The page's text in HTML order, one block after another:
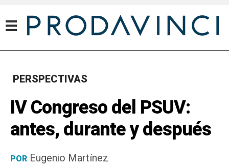
PERSPECTIVAS
IV Congreso del PSUV:
antes, durante y después
POR Eugenio Martínez